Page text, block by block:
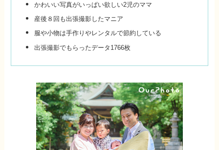
かわいい写真がいっぱい欲しい2児のママ
産後８回も出張撮影したマニア
服や小物は手作りやレンタルで節約している
出張撮影でもらったデータ1766枚